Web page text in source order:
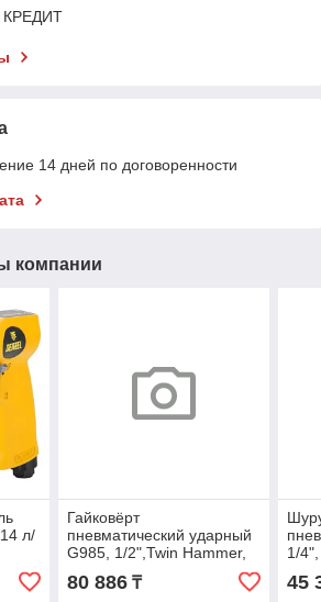
КРЕДИТ
14 дней по договоренности
компании
л/
Гайковёрт
пневматический ударный
G985, 1/2",Twin Hammer,
610 Нм, 9000 об/мин,
композитный// Gross
80 886₸
1/
45